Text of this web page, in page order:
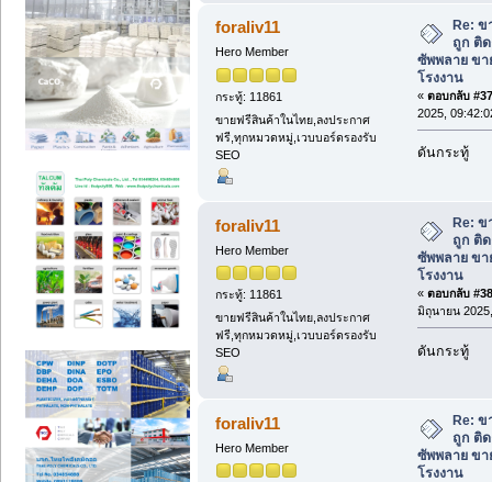
foraliv11
Hero Member
กระทู้: 11861
ขายฟรีสินค้าในไทย,ลงประกาศ
ฟรี,ทุกหมวดหมู่,เวบบอร์ดรองรับ
SEO
Re: ข
ถูก ติ
ซัพพลาย ขา
โรงงาน
« ตอบกลับ
2025,
ดันกระทู้
foraliv11
Hero Member
กระทู้: 11861
ขายฟรีสินค้าในไทย,ลงประกาศ
ฟรี,ทุกหมวดหมู่,เวบบอร์ดรองรับ
SEO
Re: ข
ถูก ติ
ซัพพลาย ขา
โรงงาน
« ตอบกลับ
มิถุนายน
ดันกระทู้
foraliv11
Hero Member
Re: ข
ถูก ติ
ซัพพลาย ขา
โรงงาน